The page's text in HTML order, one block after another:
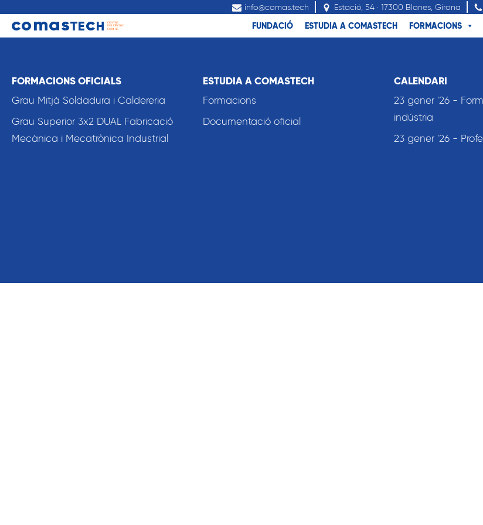
info@comas.tech Estació, 54 · 17300 Blanes, Girona
FUNDACIÓ ESTUDIA A COMASTECH FORMACIONS
FORMACIONS OFICIALS
Grau Mitjà Soldadura i Caldereria
Grau Superior 3x2 DUAL Fabricació
Mecànica i Mecatrònica Industrial
ESTUDIA A COMASTECH
Formacions
Documentació oficial
CALENDARI
23 gener '26 -
indústria
23 gener '26 -